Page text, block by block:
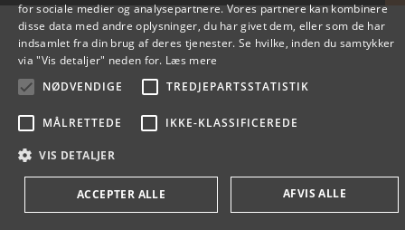
ENGLISH
for sociale medier og analysepartnere. Vores partnere kan kombinere
disse data med andre oplysninger, du har givet dem, eller som de har
indsamlet fra din brug af deres tjenester. Se hvilke, inden du samtykker
via "Vis detaljer" neden for. Læs mere
NØDVENDIGE
TREDJEPARTSSTATISTIK
MÅLRETTEDE IKKE-KLASSIFICEREDE
VIS DETALJER
ACCEPTER ALLE AFVIS ALLE